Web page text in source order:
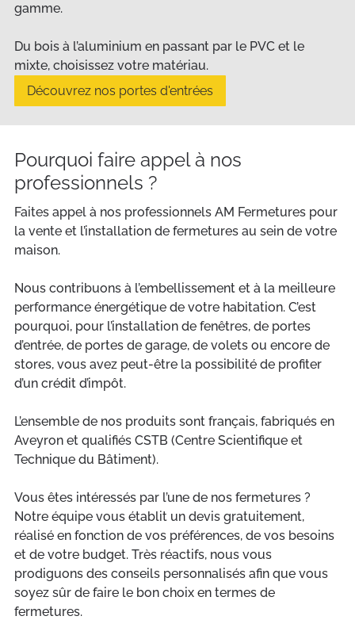
gamme.
Du bois à l’aluminium en passant par le PVC et le
mixte, choisissez votre matériau.
Découvrez nos portes d'entrées
Pourquoi faire appel à nos
professionnels ?
Faites appel à nos professionnels AM Fermetures pour
la vente et l’installation de fermetures au sein de votre
maison.
Nous contribuons à l’embellissement et à la meilleure
performance énergétique de votre habitation. C’est
pourquoi, pour l’installation de fenêtres, de portes
d’entrée, de portes de garage, de volets ou encore de
stores, vous avez peut-être la possibilité de profiter
d’un crédit d’impôt.
L’ensemble de nos produits sont français, fabriqués en
Aveyron et qualifiés CSTB (Centre Scientifique et
Technique du Bâtiment).
Vous êtes intéressés par l’une de nos fermetures ?
Notre équipe vous établit un devis gratuitement,
réalisé en fonction de vos préférences, de vos besoins
et de votre budget. Très réactifs, nous vous
prodiguons des conseils personnalisés afin que vous
soyez sûr de faire le bon choix en termes de
fermetures.